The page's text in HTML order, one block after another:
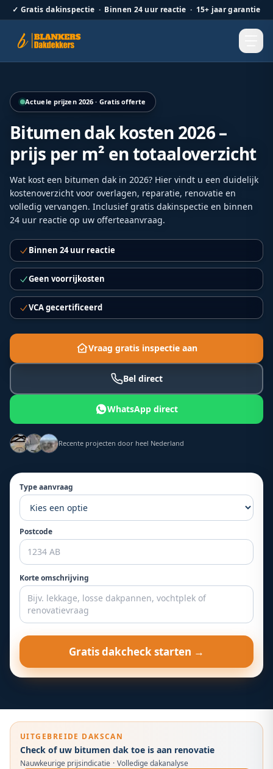
✓ Gratis dakinspectie · Binnen 24 uur reactie · 15+ jaar garantie
Actuele prijzen 2026 · Gratis offerte
Bitumen dak kosten 2026 –
prijs per m² en totaaloverzicht
Wat kost een bitumen dak in 2026? Hier vindt u een duidelijk
kostenoverzicht voor overlagen, reparatie, renovatie en
volledig vervangen. Inclusief gratis dakinspectie en binnen
24 uur reactie op uw offerteaanvraag.
Binnen 24 uur reactie
Geen voorrijkosten
VCA gecertificeerd
Vraag gratis inspectie aan
Bel direct
WhatsApp direct
Recente projecten door heel Nederland
Type aanvraag
Postcode
Korte omschrijving
Gratis dakcheck starten →
UITGEBREIDE DAKSCAN
Check of uw bitumen dak toe is aan renovatie
Nauwkeurige prijsindicatie · Volledige dakanalyse